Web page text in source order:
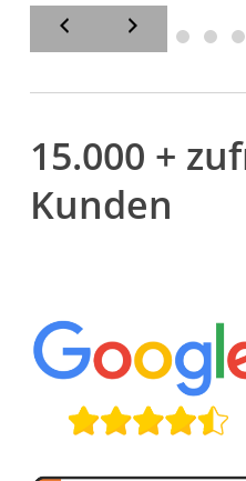
15.000 +
Kunden